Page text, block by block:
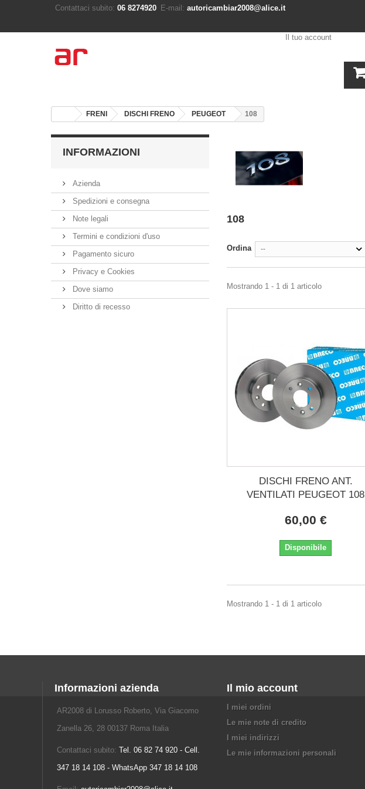
Contattaci subito: 06 8274920 E-mail: autoricambiar2008@alice.it
Il tuo account
FRENI DISCHI FRENO PEUGEOT 108
INFORMAZIONI
Azienda
Spedizioni e consegna
Note legali
Termini e condizioni d'uso
Pagamento sicuro
Privacy e Cookies
Dove siamo
Diritto di recesso
108
Ordina --
Mostrando 1 - 1 di 1 articolo
DISCHI FRENO ANT.
VENTILATI PEUGEOT 108
60,00 €
Disponibile
Mostrando 1 - 1 di 1 articolo
Informazioni azienda
AR2008 di Lorusso Roberto, Via Giacomo
Zanella 26, 28 00137 Roma Italia
Contattaci subito: Tel. 06 82 74 920 - Cell.
347 18 14 108 - WhatsApp 347 18 14 108
Il mio account
I miei ordini
Le mie note di credito
I miei indirizzi
Le mie informazioni personali